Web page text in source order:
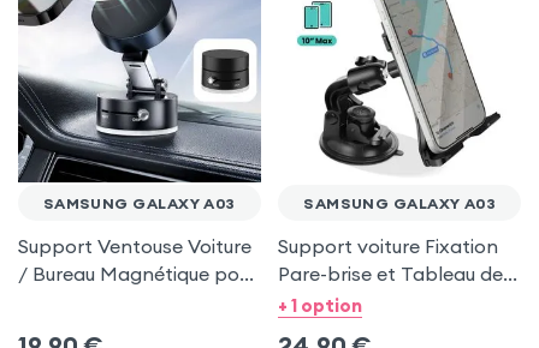
SAMSUNG GALAXY A03
Support Ventouse Voiture
/ Bureau Magnétique pour
SAMSUNG GALAXY A03
Support voiture Fixation
Pare-brise et Tableau de
bord pour Samsung
+ 1 option